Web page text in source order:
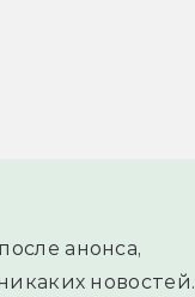
анонса,
новостей.